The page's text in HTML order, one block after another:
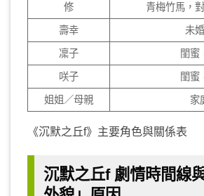
修 青梅竹馬，
壽幸 未
凜子 閨蜜
咲子 閨蜜
姐姐／母親 家
《沉默之丘f》主要角色與關係表
沉默之丘f 劇情時間線